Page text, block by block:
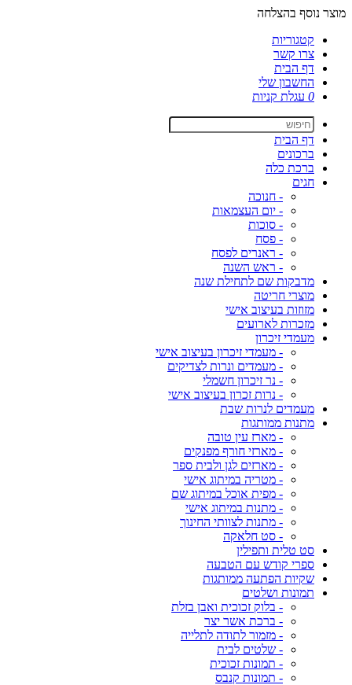
מוצר נוסף בהצלחה
קטגוריות
צרו קשר
דף הבית
החשבון שלי
0 עגלת קניות
דף הבית
ברכונים
ברכת כלה
חגים
- חנוכה
- יום העצמאות
- סוכות
- פסח
- ראנרים לפסח
- ראש השנה
מדבקות שם לתחילת שנה
מוצרי חריטה
מזוזות בעיצוב אישי
מזכרות לארועים
מעמדי זיכרון
- מעמדי זיכרון בעיצוב אישי
- מעמדים ונרות לצדיקים
- נר זיכרון חשמלי
- נרות זכרון בעיצוב אישי
מעמדים לנרות שבת
מתנות ממותגות
- מארז עין טובה
- מארזי חורף מפנקים
- מארזים לגן ולבית ספר
- מטריה במיתוג אישי
- מפית אוכל במיתוג שם
- מתנות במיתוג אישי
- מתנות לצוותי החינוך
- סט חלאקה
סט טלית ותפילין
ספרי קודש עם הטבעה
שקיות הפתעה ממותגות
תמונות ושלטים
- בלוק זכוכית ואבן בזלת
- ברכת אשר יצר
- מזמור לתודה לתלייה
- שלטים לבית
- תמונות זכוכית
- תמונות קנבס